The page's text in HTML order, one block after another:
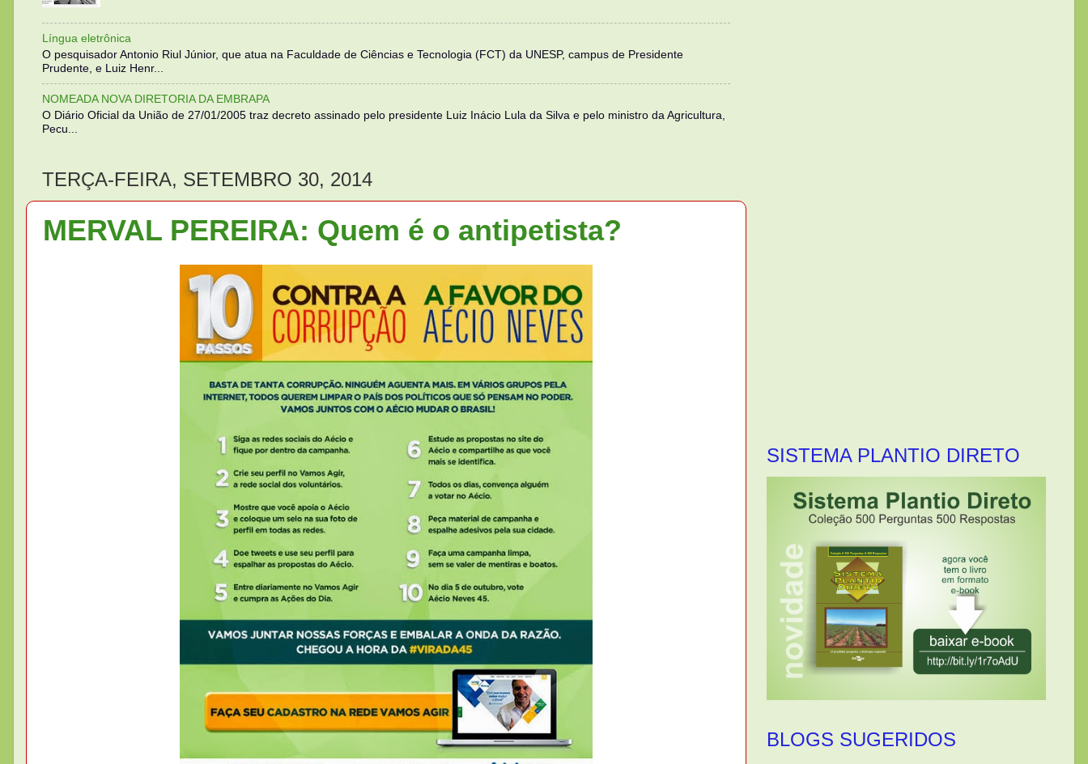
Língua eletrônica
O pesquisador Antonio Riul Júnior, que atua na Faculdade de Ciências e Tecnologia (FCT) da UNESP, campus de Presidente
Prudente, e Luiz Henr...
NOMEADA NOVA DIRETORIA DA EMBRAPA
O Diário Oficial da União de 27/01/2005 traz decreto assinado pelo presidente Luiz Inácio Lula da Silva e pelo ministro da Agricultura,
Pecu...
TERÇA-FEIRA, SETEMBRO 30, 2014
MERVAL PEREIRA: Quem é o antipetista?
SISTEMA PLANTIO DIRETO
BLOGS SUGERIDOS